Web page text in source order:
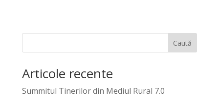
Caută
Articole recente
Summitul Tinerilor din Mediul Rural 7.0